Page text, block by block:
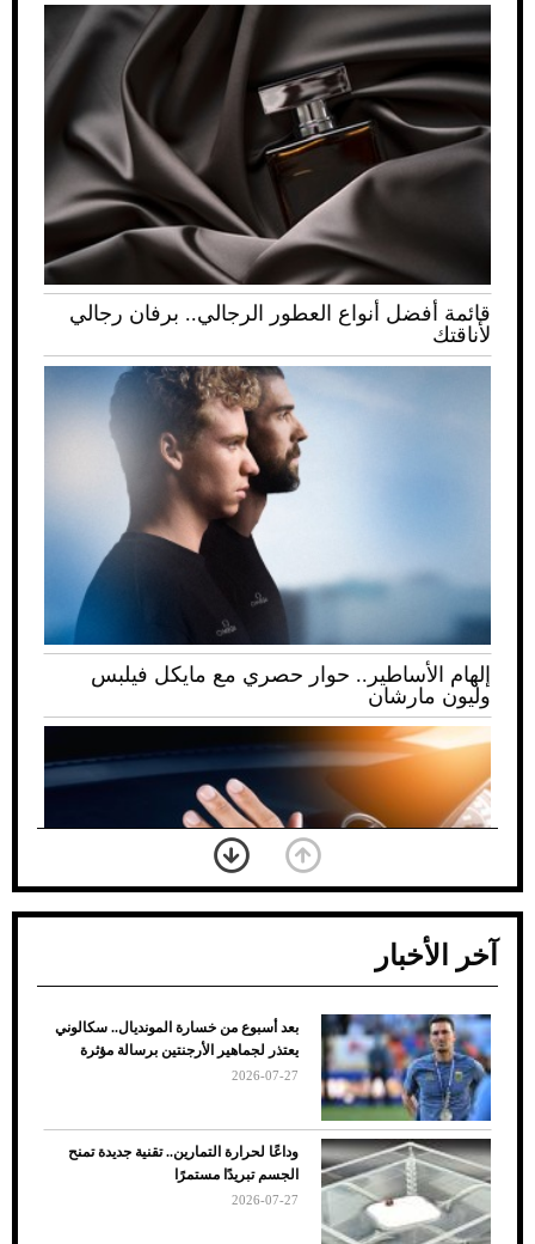
قائمة أفضل أنواع العطور الرجالي.. برفان رجالي
لأناقتك
إلهام الأساطير.. حوار حصري مع مايكل فيلبس
وليون مارشان
ضعف تبريد مكيف السيارة عند الوقوف.. أشهر
الأسباب والحلول
آخر الأخبار
بعد أسبوع من خسارة المونديال.. سكالوني
يعتذر لجماهير الأرجنتين برسالة مؤثرة
2026-07-27
وداعًا لحرارة التمارين.. تقنية جديدة تمنح
الجسم تبريدًا مستمرًا
2026-07-27